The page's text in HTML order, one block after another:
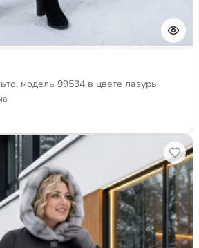
модель 99534 в цвете лазурь